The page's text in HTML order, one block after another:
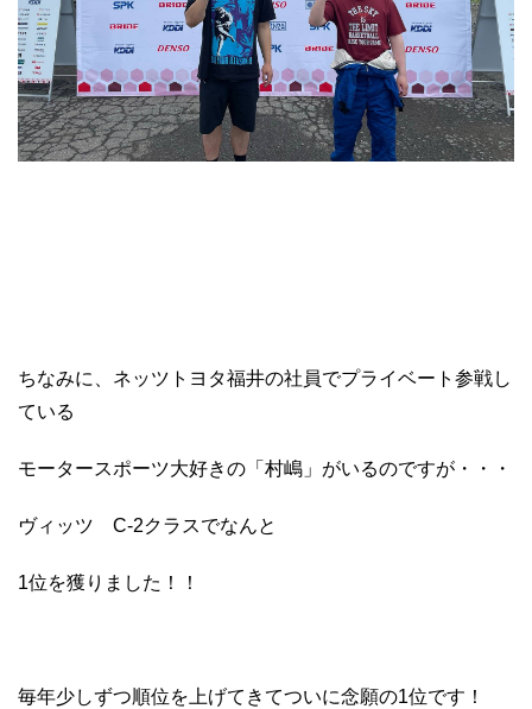
ちなみに、ネッツトヨタ福井の社員でプライベート参戦し
ている
モータースポーツ大好きの「村嶋」がいるのですが・・・
ヴィッツ C-2クラスでなんと
1位を獲りました！！
毎年少しずつ順位を上げてきてついに念願の1位です！